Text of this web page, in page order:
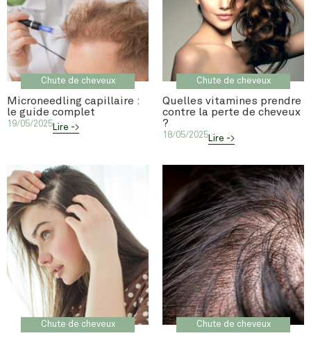
Chute de cheveux
Microneedling capillaire :
le guide complet
19/05/2025Lire ->
Chute de cheveux
Quelles vitamines prendre
contre la perte de cheveux
?
18/05/2025Lire ->
Chute de cheveux Chute de cheveux